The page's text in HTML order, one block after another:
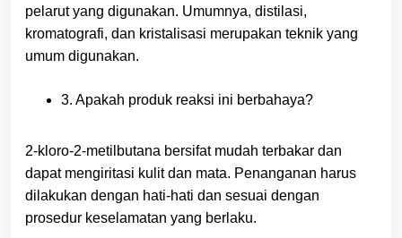
pelarut yang digunakan. Umumnya, distilasi,
kromatografi, dan kristalisasi merupakan teknik yang
umum digunakan.
3. Apakah produk reaksi ini berbahaya?
2-kloro-2-metilbutana bersifat mudah terbakar dan
dapat mengiritasi kulit dan mata. Penanganan harus
dilakukan dengan hati-hati dan sesuai dengan
prosedur keselamatan yang berlaku.